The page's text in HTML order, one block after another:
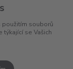
použitím souborů
týkající se Vašich